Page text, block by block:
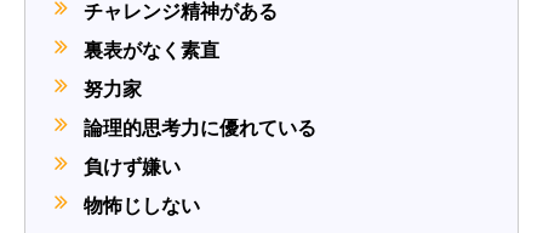
チャレンジ精神がある
裏表がなく素直
努力家
論理的思考力に優れている
負けず嫌い
物怖じしない